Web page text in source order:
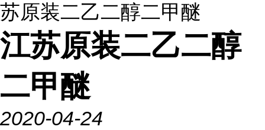
苏原装二乙二醇二甲醚
江苏原装二乙二醇
二甲醚
2020-04-24